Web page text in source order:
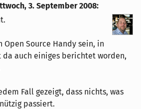
3. September 2008:
Source Handy sein, in
da auch einiges berichtet worden,
Fall gezeigt, dass nichts, was
passiert.